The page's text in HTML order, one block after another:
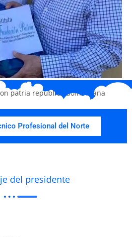
Profesional del Norte
del presidente